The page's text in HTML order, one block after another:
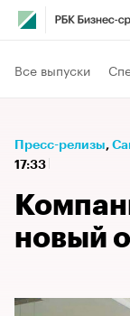
Все выпуски
Пресс-релизы⁠,
17:33
новый